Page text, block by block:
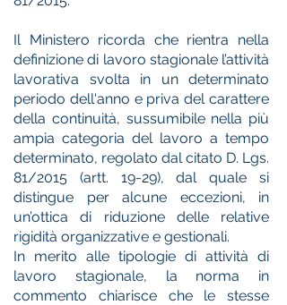
Il Ministero ricorda che rientra nella
definizione di lavoro stagionale l’attività
lavorativa svolta in un determinato
periodo dell'anno e priva del carattere
della continuità, sussumibile nella più
ampia categoria del lavoro a tempo
determinato, regolato dal citato D. Lgs.
81/2015 (artt. 19-29), dal quale si
distingue per alcune eccezioni, in
un’ottica di riduzione delle relative
rigidità organizzative e gestionali.
In merito alle tipologie di attività di
lavoro stagionale, la norma in
commento chiarisce che le stesse